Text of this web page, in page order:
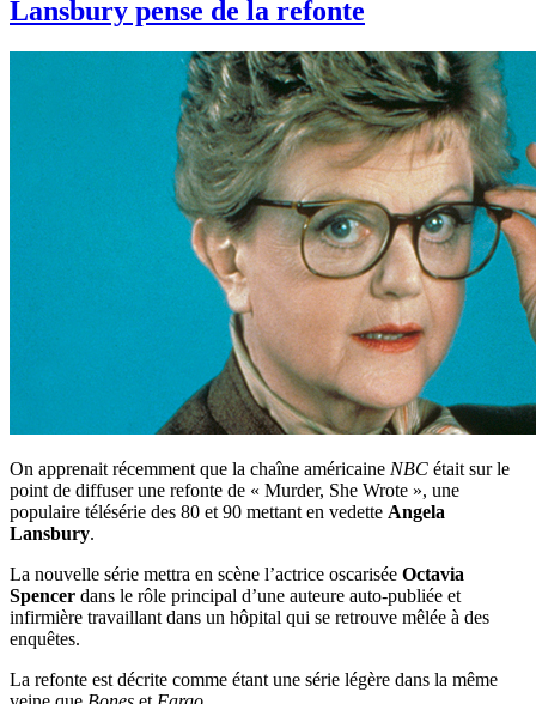
Lansbury pense de la refonte
On apprenait récemment que la chaîne américaine NBC était sur le
point de diffuser une refonte de « Murder, She Wrote », une
populaire télésérie des 80 et 90 mettant en vedette Angela
Lansbury.
La nouvelle série mettra en scène l’actrice oscarisée Octavia
Spencer dans le rôle principal d’une auteure auto-publiée et
infirmière travaillant dans un hôpital qui se retrouve mêlée à des
enquêtes.
La refonte est décrite comme étant une série légère dans la même